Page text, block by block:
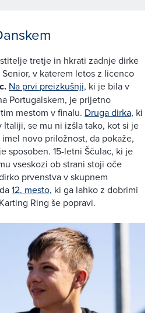
tretje in hkrati zadnje dirke
v katerem letos z licenco
Na prvi preizkušnji, ki je bila v
Portugalskem, je prijetno
mestom v finalu. Druga dirka, ki
se mu ni izšla tako, kot si je
novo priložnost, da pokaže,
sposoben. 15-letni Ščulac, ki je
vseskozi ob strani stoji oče
prvenstva v skupnem
12. mesto, ki ga lahko z dobrimi
Ring še popravi.